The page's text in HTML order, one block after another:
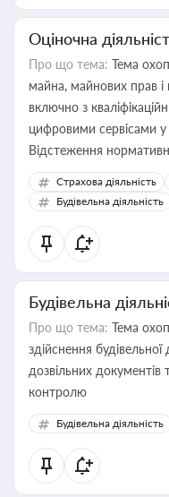
Оціночна
Про що тема: Тема
майна, майнових прав і
включно з
цифровими сервісами у
Відстеження
корисне для власника
бухгалтера під час
державного майна,
статусу суб'єктів
Страхова діяльність
Будівельна діяльність
Будівельна
Про що тема: Тема
здійснення
дозвільних
контролю
Будівельна діяльність